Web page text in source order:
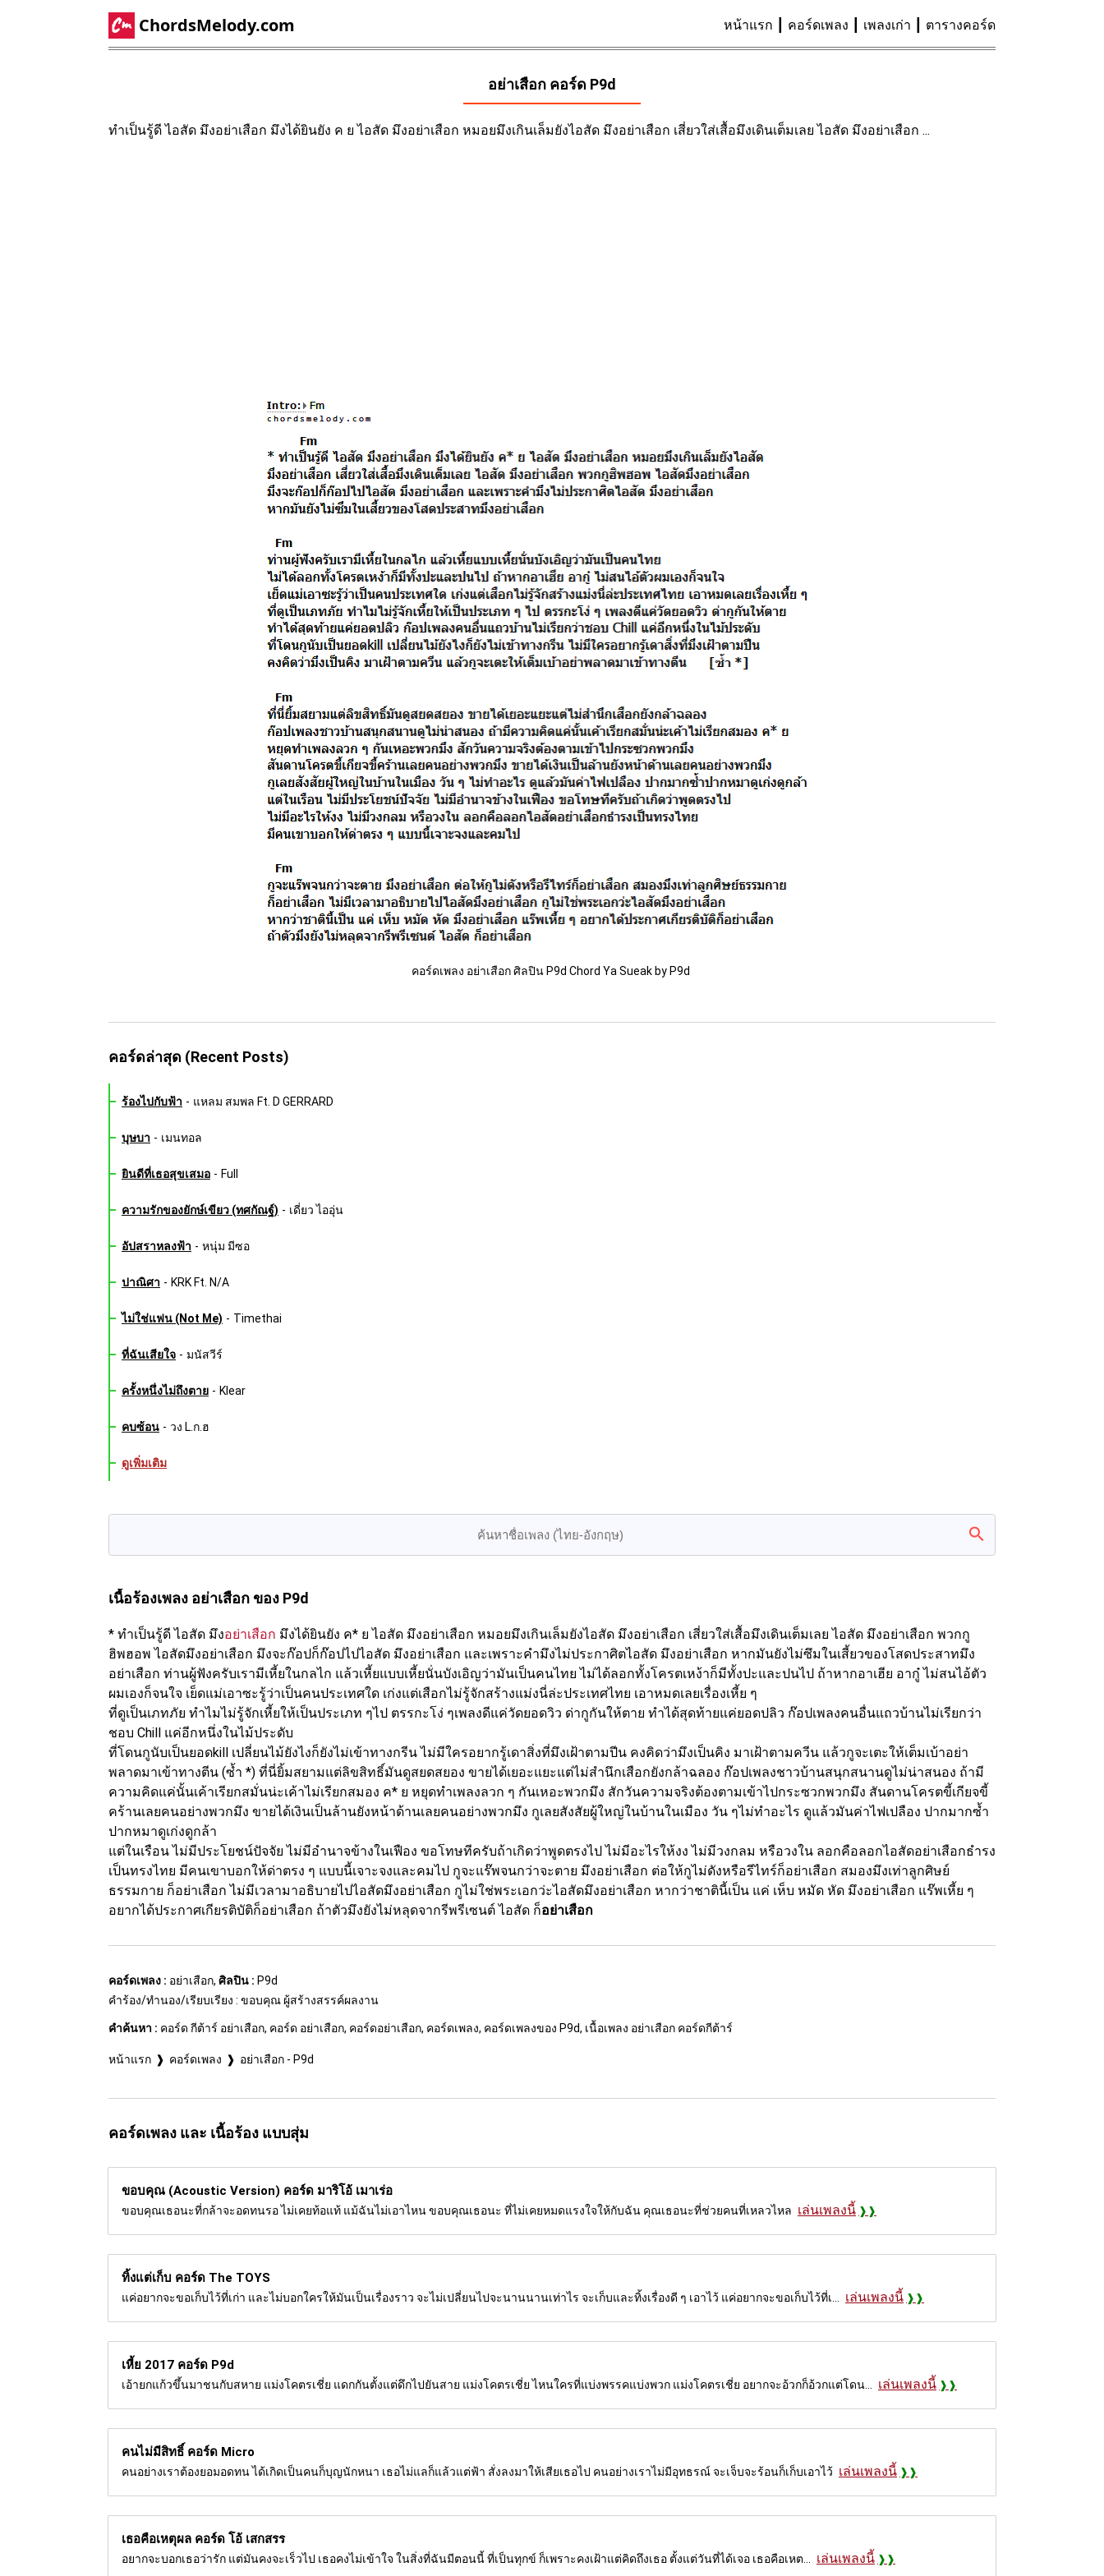
ChordsMelody.com หน้าแรก คอร์ดเพลง เพลงเก่า ตารางคอร์ด
อย่าเสือก คอร์ด P9d
ทำเป็นรู้ดี ไอสัด มึงอย่าเสือก มึงได้ยินยัง ค ย ไอสัด มึงอย่าเสือก หมอยมึงเกินเล็มยังไอสัด มึงอย่าเสือก เสี่ยวใส่เสื้อมึงเดินเต็มเลย ไอสัด มึงอย่าเสือก ...
คอร์ดเพลง อย่าเสือก ศิลปิน P9d Chord Ya Sueak by P9d
คอร์ดล่าสุด (Recent Posts)
ร้องไปกับฟ้า - แหลม สมพล Ft. D GERRARD
บุษบา - เมนทอล
ยินดีที่เธอสุขเสมอ - Full
ความรักของยักษ์เขียว (ทศกัณฐ์) - เดี่ยว ไออุ่น
อัปสราหลงฟ้า - หนุ่ม มีซอ
ปาณิศา - KRK Ft. N/A
ไม่ใช่แฟน (Not Me) - Timethai
ที่ฉันเสียใจ - มนัสวีร์
ครั้งหนึ่งไม่ถึงตาย - Klear
คบซ้อน - วง L.ก.ฮ
ดูเพิ่มเติม
เนื้อร้องเพลง อย่าเสือกของ P9d
* ทำเป็นรู้ดี ไอสัด มึงอย่าเสือก มึงได้ยินยัง ค* ย ไอสัด มึงอย่าเสือก หมอยมึงเกินเล็มยังไอสัด มึงอย่าเสือก เสี่ยวใส่เสื้อมึงเดินเต็มเลย ไอสัด มึงอย่าเสือก พวกกู
ฮิพฮอพ ไอสัดมึงอย่าเสือก มึงจะก๊อปก็ก๊อปไปไอสัด มึงอย่าเสือก และเพราะคำมึงไม่ประกาศิตไอสัด มึงอย่าเสือก หากมันยังไม่ซึมในเสี้ยวของโสดประสาทมึง
อย่าเสือก ท่านผู้ฟังครับเรามีเหี้ยในกลไก แล้วเหี้ยแบบเหี้ยนั่นบังเอิญว่ามันเป็นคนไทย ไม่ได้ลอกทั้งโครตเหง้าก็มีทั้งปะและปนไป ถ้าหากอาเฮีย อากู๋ ไม่สนไอ้ตัว
ผมเองก็จนใจ เย็ดแม่เอาซะรู้ว่าเป็นคนประเทศใด เก่งแต่เสือกไม่รู้จักสร้างแม่งนี่ล่ะประเทศไทย เอาหมดเลยเรื่องเหี้ย ๆ
ที่ดูเป็นเภทภัย ทำไมไม่รู้จักเหี้ยให้เป็นประเภท ๆไป ตรรกะโง่ ๆเพลงดีแค่วัดยอดวิว ด่ากูกันให้ตาย ทำได้สุดท้ายแค่ยอดปลิว ก๊อปเพลงคนอื่นแถวบ้านไม่เรียกว่า
ชอบ Chill แค่อีกหนึ่งในไม้ประดับ
ที่โดนกูนับเป็นยอดkill เปลี่ยนไม้ยังไงก็ยังไม่เข้าทางกรีน ไม่มีใครอยากรู้เดาสิ่งที่มึงเฝ้าตามปีน คงคิดว่ามึงเป็นคิง มาเฝ้าตามควีน แล้วกูจะเตะให้เต็มเบ้าอย่า
พลาดมาเข้าทางตีน (ซ้ำ *) ที่นี่ยิ้มสยามแต่ลิขสิทธิ์มันดูสยดสยอง ขายได้เยอะแยะแต่ไม่สำนึกเสือกยังกล้าฉลอง ก๊อปเพลงชาวบ้านสนุกสนานดูไม่น่าสนอง ถ้ามี
ความคิดแค่นั้นเค้าเรียกสมั่นน่ะเค้าไม่เรียกสมอง ค* ย หยุดทำเพลงลวก ๆ กันเหอะพวกมึง สักวันความจริงต้องตามเข้าไปกระซวกพวกมึง สันดานโครตขี้เกียจขี้
คร้านเลยคนอย่างพวกมึง ขายได้เงินเป็นล้านยังหน้าด้านเลยคนอย่างพวกมึง กูเลยสังสัยผู้ใหญ่ในบ้านในเมือง วัน ๆไม่ทำอะไร ดูแล้วมันค่าไฟเปลือง ปากมากซ้ำ
ปากหมาดูเก่งดูกล้า
แต่ในเรือน ไม่มีประโยชน์ปัจจัย ไม่มีอำนาจข้างในเฟือง ขอโทษทีครับถ้าเกิดว่าพูดตรงไป ไม่มีอะไรให้งง ไม่มีวงกลม หรือวงใน ลอกคือลอกไอสัดอย่าเสือกธำรง
เป็นทรงไทย มีคนเขาบอกให้ด่าตรง ๆ แบบนี้เจาะจงและคมไป กูจะแร๊พจนกว่าจะตาย มึงอย่าเสือก ต่อให้กูไม่ดังหรือรีไทร์ก็อย่าเสือก สมองมึงเท่าลูกศิษย์
ธรรมกาย ก็อย่าเสือก ไม่มีเวลามาอธิบายไปไอสัดมึงอย่าเสือก กูไม่ใช่พระเอกว่ะไอสัดมึงอย่าเสือก หากว่าชาตินี้เป็น แค่ เห็บ หมัด หัด มึงอย่าเสือก แร๊พเหี้ย ๆ
อยากได้ประกาศเกียรติบัติก็อย่าเสือก ถ้าตัวมึงยังไม่หลุดจากรีพรีเซนต์ ไอสัด ก็อย่าเสือก
คอร์ดเพลง : อย่าเสือก, ศิลปิน : P9d
คำร้อง/ทำนอง/เรียบเรียง : ขอบคุณ ผู้สร้างสรรค์ผลงาน
คำค้นหา : คอร์ด กีต้าร์ อย่าเสือก, คอร์ด อย่าเสือก, คอร์ดอย่าเสือก, คอร์ดเพลง, คอร์ดเพลงของ P9d, เนื้อเพลง อย่าเสือก คอร์ดกีต้าร์
หน้าแรก คอร์ดเพลง อย่าเสือก - P9d
คอร์ดเพลง และ เนื้อร้อง แบบสุ่ม
ขอบคุณ (Acoustic Version) คอร์ด มาริโอ้ เมาเร่อ
ขอบคุณเธอนะที่กล้าจะอดทนรอ ไม่เคยท้อแท้ แม้ฉันไม่เอาไหน ขอบคุณเธอนะ ที่ไม่เคยหมดแรงใจให้กับฉัน คุณเธอนะที่ช่วยคนที่เหลวไหล เล่นเพลงนี้
ทิ้งแต่เก็บ คอร์ด The TOYS
แค่อยากจะขอเก็บไว้ที่เก่า และไม่บอกใครให้มันเป็นเรื่องราว จะไม่เปลี่ยนไปจะนานนานเท่าไร จะเก็บและทิ้งเรื่องดี ๆ เอาไว้ แค่อยากจะขอเก็บไว้ที่เ... เล่นเพลงนี้
เหี้ย 2017 คอร์ด P9d
เอ้ายกแก้วขึ้นมาชนกับสหาย แม่งโคตรเชี่ย แดกกันตั้งแต่ดึกไปยันสาย แม่งโคตรเชี่ย ไหนใครที่แบ่งพรรคแบ่งพวก แม่งโคตรเชี่ย อยากจะอ้วกก็อ้วกแต่โดน... เล่นเพลงนี้
คนไม่มีสิทธิ์ คอร์ด Micro
คนอย่างเราต้องยอมอดทน ได้เกิดเป็นคนก็บุญนักหนา เธอไม่แลก็แล้วแต่ฟ้า สั่งลงมาให้เสียเธอไป คนอย่างเราไม่มีอุทธรณ์ จะเจ็บจะร้อนก็เก็บเอาไว้ เล่นเพลงนี้
เธอคือเหตุผล คอร์ด โอ้ เสกสรร
อยากจะบอกเธอว่ารัก แต่มันคงจะเร็วไป เธอคงไม่เข้าใจ ในสิ่งที่ฉันมีตอนนี้ ที่เป็นทุกข์ ก็เพราะคงเฝ้าแต่คิดถึงเธอ ตั้งแต่วันที่ได้เจอ เธอคือเหต... เล่นเพลงนี้